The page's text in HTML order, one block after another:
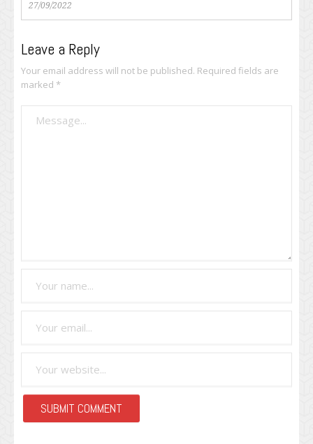
27/09/2022
Leave a Reply
Your email address will not be published. Required fields are
marked *